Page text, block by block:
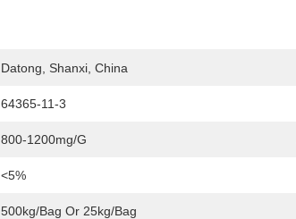
Datong, Shanxi, China
64365-11-3
800-1200mg/g
<5%
500kg/bag Or 25kg/bag